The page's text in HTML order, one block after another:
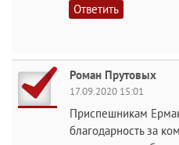
Ответить
Роман Прутовых
17.09.2020 15:01
Приспешникам
благодарность за